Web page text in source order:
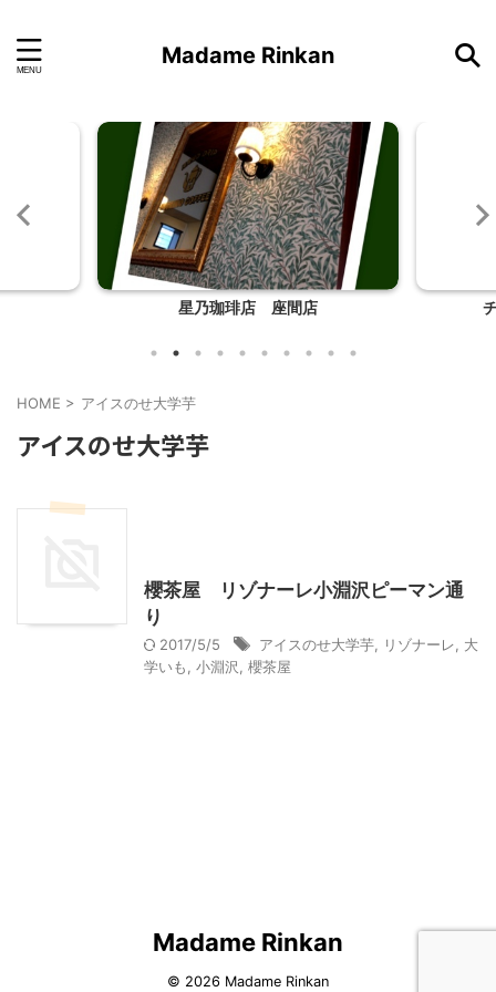
Madame Rinkan
星乃珈琲店 座間店
HOME > アイスのせ大学芋
アイスのせ大学芋
櫻茶屋 リゾナーレ小淵沢ピーマン通
り
2017/5/5 アイスのせ大学芋 リゾナーレ
大
学いも
小淵沢 櫻茶屋
Madame Rinkan
© 2026 Madame Rinkan